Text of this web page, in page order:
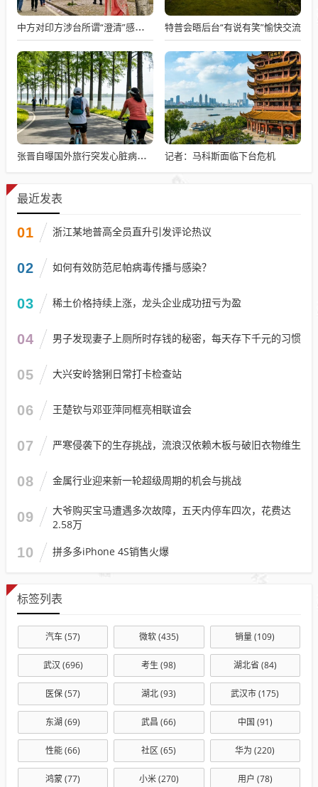
中方对印方涉台所谓“澄清”感到意外 特普会晤后台“有说有笑”愉快交流
张晋自曝国外旅行突发心脏病险丧命 记者：马科斯面临下台危机
最近发表
01 浙江某地普高全员直升引发评论热议
02 如何有效防范尼帕病毒传播与感染？
03 稀土价格持续上涨，龙头企业成功扭亏为盈
04 男子发现妻子上厕所时存钱的秘密，每天存下千元的习惯
05 大兴安岭猞猁日常打卡检查站
06 王楚钦与邓亚萍同框亮相联谊会
07 严寒侵袭下的生存挑战，流浪汉依赖木板与破旧衣物维生
08 金属行业迎来新一轮超级周期的机会与挑战
09
大爷购买宝马遭遇多次故障，五天内停车四次，花费达
2.58万
10 拼多多iPhone 4S销售火爆
标签列表
汽车(57) 微软(435) 销量(109)
武汉(696) 考生(98) 湖北省 (84)
医保(57) 湖北(93) 武汉市(175)
东湖 (69) 武昌 (66) 中国 (91)
性能(66) 社区(65) 华为 (220)
鸿蒙(77) 小米(270) 用户 (78)